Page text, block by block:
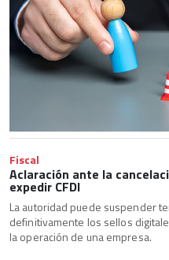
Fiscal
Aclaración ante la
expedir CFDI
La autoridad puede suspender
definitivamente los sellos
la operación de una empresa.